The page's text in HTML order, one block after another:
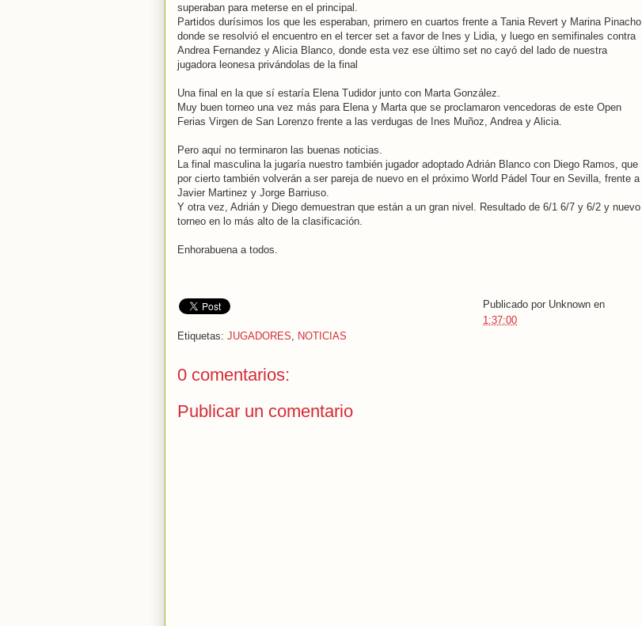
superaban para meterse en el principal.
Partidos durísimos los que les esperaban, primero en cuartos frente a Tania Revert y Marina Pinacho
donde se resolvió el encuentro en el tercer set a favor de Ines y Lidia, y luego en semifinales contra
Andrea Fernandez y Alicia Blanco, donde esta vez ese último set no cayó del lado de nuestra
jugadora leonesa privándolas de la final
Una final en la que sí estaría Elena Tudidor junto con Marta González.
Muy buen torneo una vez más para Elena y Marta que se proclamaron vencedoras de este Open
Ferias Virgen de San Lorenzo frente a las verdugas de Ines Muñoz, Andrea y Alicia.
Pero aquí no terminaron las buenas noticias.
La final masculina la jugaría nuestro también jugador adoptado Adrián Blanco con Diego Ramos, que
por cierto también volverán a ser pareja de nuevo en el próximo World Pádel Tour en Sevilla, frente a
Javier Martinez y Jorge Barriuso.
Y otra vez, Adrián y Diego demuestran que están a un gran nivel. Resultado de 6/1 6/7 y 6/2 y nuevo
torneo en lo más alto de la clasificación.
Enhorabuena a todos.
Publicado por Unknown en
1:37:00
Etiquetas: JUGADORES, NOTICIAS
0 comentarios:
Publicar un comentario